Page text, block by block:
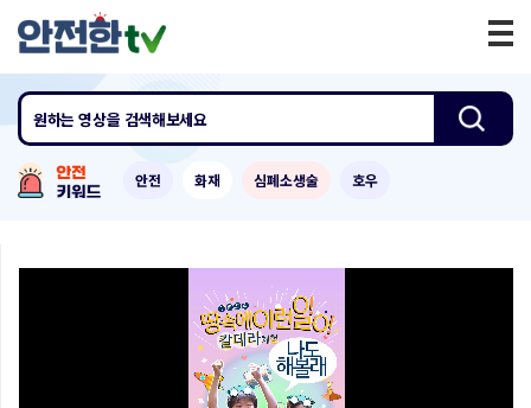
원하는 영상을 검색해보세요
안전 화재 심폐소생술 호우